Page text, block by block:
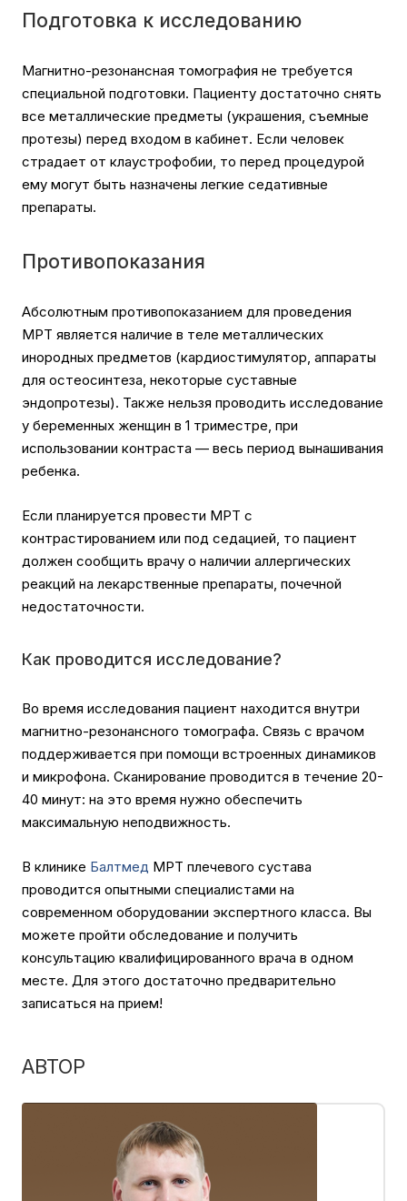
Подготовка к исследованию
Магнитно-резонансная томография не требуется
специальной подготовки. Пациенту достаточно снять
все металлические предметы (украшения, съемные
протезы) перед входом в кабинет. Если человек
страдает от клаустрофобии, то перед процедурой
ему могут быть назначены легкие седативные
препараты.
Противопоказания
Абсолютным противопоказанием для проведения
МРТ является наличие в теле металлических
инородных предметов (кардиостимулятор, аппараты
для остеосинтеза, некоторые суставные
эндопротезы). Также нельзя проводить исследование
у беременных женщин в 1 триместре, при
использовании контраста — весь период вынашивания
ребенка.
Если планируется провести МРТ с
контрастированием или под седацией, то пациент
должен сообщить врачу о наличии аллергических
реакций на лекарственные препараты, почечной
недостаточности.
Как проводится исследование?
Во время исследования пациент находится внутри
магнитно-резонансного томографа. Связь с врачом
поддерживается при помощи встроенных динамиков
и микрофона. Сканирование проводится в течение 20-
40 минут: на это время нужно обеспечить
максимальную неподвижность.
В клинике Балтмед МРТ плечевого сустава
проводится опытными специалистами на
современном оборудовании экспертного класса. Вы
можете пройти обследование и получить
консультацию квалифицированного врача в одном
месте. Для этого достаточно предварительно
записаться на прием!
АВТОР